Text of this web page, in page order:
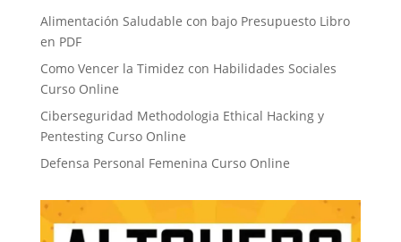
Alimentación Saludable con bajo Presupuesto Libro
en PDF
Como Vencer la Timidez con Habilidades Sociales
Curso Online
Ciberseguridad Methodologia Ethical Hacking y
Pentesting Curso Online
Defensa Personal Femenina Curso Online